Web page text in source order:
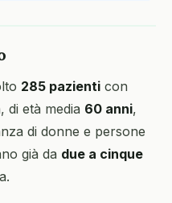
285 pazienti con
di età media 60 anni,
di donne e persone
già da due a cinque